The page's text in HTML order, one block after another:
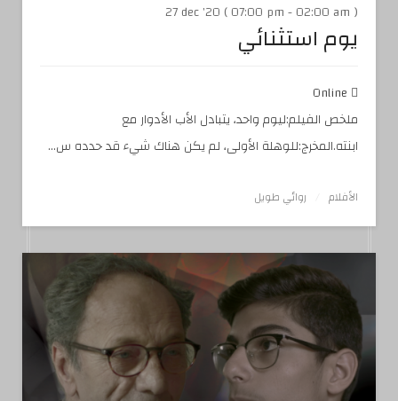
27 dec '20 ( 07:00 pm - 02:00 am )
يوم استثنائي
ملخص الفيلم:ليوم واحد، يتبادل الأب الأدوار مع
ابنته.المخرج:للوهلة الأولى، لم يكن هناك شيء قد حدده س...
الأفلام روائي طويل